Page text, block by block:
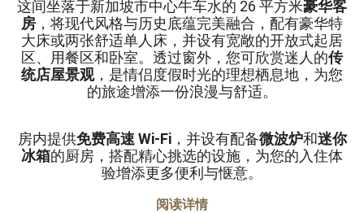
这间坐落于新加坡市中心牛车水的 26 平方米豪华客
房 ，将现代风格与历史底蕴完美融合，配有豪华特
大床或两张舒适单人床，并设有宽敞的开放式起居
区、用餐区和卧室。透过窗外，您可欣赏迷人的传
统店屋景观，是情侣度假时光的理想栖息地，为您
的旅途增添一份浪漫与舒适。
房内提供免费高速 Wi-Fi，并设有配备微波炉和迷你
冰箱的厨房，搭配精心挑选的设施，为您的入住体
验增添更多便利与惬意。
阅读详情